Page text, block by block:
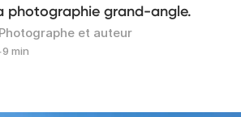
photographie grand-angle.
Photographe et auteur
∙9 min